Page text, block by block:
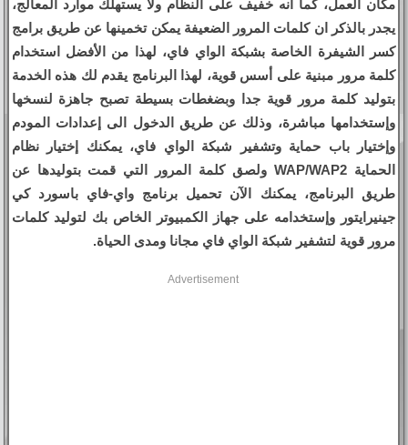
مكان العمل، كما انه خفيف على النظام ولا يستهلك موارد المعالج،
يجدر بالذكر ان كلمات المرور الضعيفة يمكن تخمينها عن طريق برامج
كسر الشيفرة الخاصة بشبكة الواي فاي، لهذا من الأفضل استخدام
كلمة مرور مبنية على أسس قوية، لهذا البرنامج يقدم لك هذه الخدمة
بتوليد كلمة مرور قوية جدا وبضغطات بسيطة تصبح جاهزة لنسخها
وإستخدامها مباشرة، وذلك عن طريق الدخول الى إعدادات المودم
وإختيار باب حماية وتشفير شبكة الواي فاي، يمكنك إختيار نظام
الحماية WAP/WAP2 ولصق كلمة المرور التي قمت بتوليدها عن
طريق البرنامج، يمكنك الآن تحميل برنامج واي-فاي باسورد كي
جينيرايتور وإستخدامه على جهاز الكمبيوتر الخاص بك لتوليد كلمات
مرور قوية لتشفير شبكة الواي فاي مجانا ومدى الحياة.
Advertisement